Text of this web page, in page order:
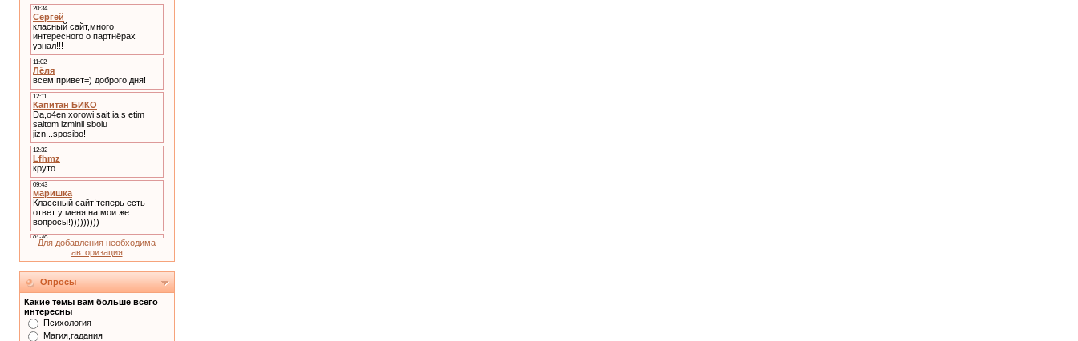
Для добавления необходима
авторизация
Опросы
Какие темы вам больше всего
интересны
Психология
Магия,гадания